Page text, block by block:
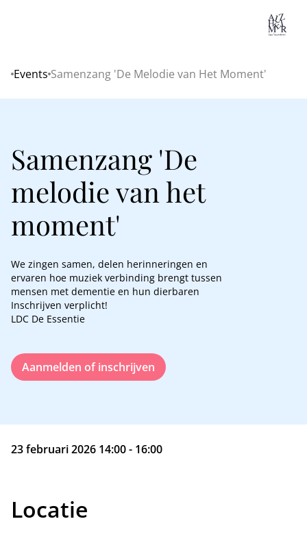
Home
Events Samenzang 'De Melodie van Het Moment'
Samenzang 'De
melodie van het
moment'
We zingen samen, delen herinneringen en
ervaren hoe muziek verbinding brengt tussen
mensen met dementie en hun dierbaren
Inschrijven verplicht!
LDC De Essentie
Aanmelden of inschrijven
23 februari 2026 14:00 - 16:00
Locatie